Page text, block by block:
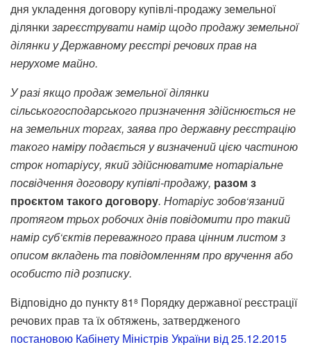
дня укладення договору купівлі-продажу земельної
ділянки заре­єструвати намір щодо продажу земельної
ділянки у Державному реєстрі речових прав на
нерухоме майно.
Уразіякщопродажземельноїділянки
сільськогосподарськогопризначенняздійснюєтьсяне
наземельнихторгах, заявапродержавнуреєстрацію
такогонаміруподається увизначенийцією частиною
строкнотаріусу, якийздійснюватименотаріальне
посвідченнядоговорукупівлі-продажу, разом з
проєктом такогодоговору. Нотаріусзобов‘язаний
протягомтрьохробочихднівповідомитипротакий
намірсуб‘єктівпереважногоправаціннимлистомз
описомвкладеньтаповідомленнямпроврученняабо
особистопідрозписку.
Відповідно до пункту 81 8 Порядку державної реєстрації
речових прав та їх обтяжень, затвердженого
постановою Кабінету Міністрів України від 25.12.2015